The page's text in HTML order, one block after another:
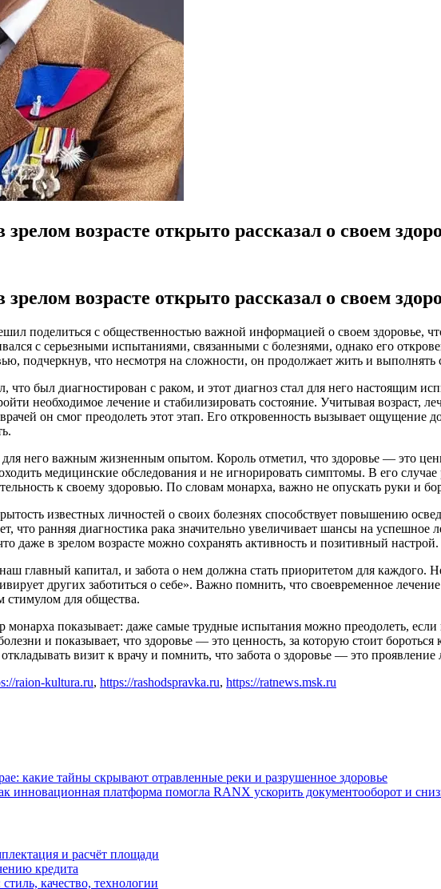
возрасте открыто рассказал о своем
возрасте открыто рассказал о своем
поделиться с общественностью важной информацией о своем здоровье,
с серьезными испытаниями, связанными с болезнями, однако его
подчеркнув, что несмотря на сложности, он продолжает жить и выполнять
что был диагностирован с раком, и этот диагноз стал для него настоящим
необходимое лечение и стабилизировать состояние. Учитывая возраст,
он смог преодолеть этот этап. Его откровенность вызывает ощущение
для него важным жизненным опытом. Король отметил, что здоровье — это
медицинские обследования и не игнорировать симптомы. В его
к своему здоровью. По словам монарха, важно не опускать руки и
известных личностей о своих болезнях способствует повышению
что ранняя диагностика рака значительно увеличивает шансы на
даже в зрелом возрасте можно сохранять активность и позитивный настрой.
главный капитал, и забота о нем должна стать приоритетом для каждого.
других заботиться о себе». Важно помнить, что своевременное
стимулом для общества.
показывает: даже самые трудные испытания можно преодолеть, если
и показывает, что здоровье — это ценность, за которую стоит
визит к врачу и помнить, что забота о здоровье — это
raion-kultura.ru, https://rashodspravka.ru, https://ratnews.msk.ru
какие тайны скрывают отравленные реки и разрушенное здоровье
инновационная платформа помогла RANX ускорить документооборот и
и расчёт площади
кредита
качество, технологии